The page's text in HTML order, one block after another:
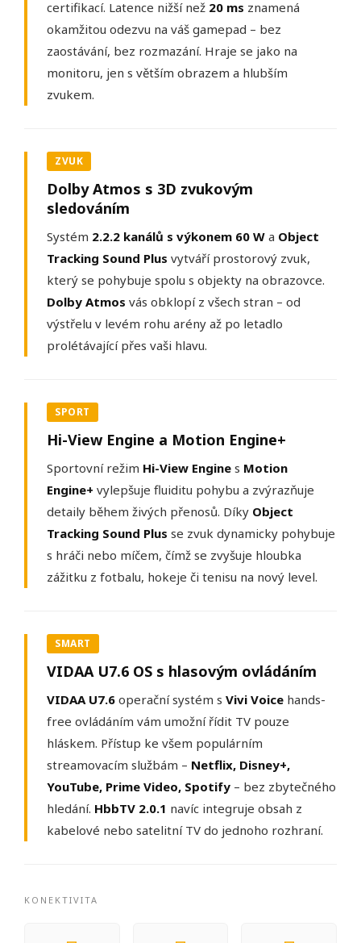
certifikací. Latence nižší než 20 ms znamená
okamžitou odezvu na váš gamepad – bez
zaostávání, bez rozmazání. Hraje se jako na
monitoru, jen s větším obrazem a hlubším
zvukem.
ZVUK
Dolby Atmos s 3D zvukovým
sledováním
Systém 2.2.2 kanálů s výkonem 60 W a Object
Tracking Sound Plus vytváří prostorový zvuk,
který se pohybuje spolu s objekty na obrazovce.
Dolby Atmos vás obklopí z všech stran – od
výstřelu v levém rohu arény až po letadlo
prolétávající přes vaši hlavu.
SPORT
Hi-View Engine a Motion Engine+
Sportovní režim Hi-View Engine s Motion
Engine+ vylepšuje fluiditu pohybu a zvýrazňuje
detaily během živých přenosů. Díky Object
Tracking Sound Plus se zvuk dynamicky pohybuje
s hráči nebo míčem, čímž se zvyšuje hloubka
zážitku z fotbalu, hokeje či tenisu na nový level.
SMART
VIDAA U7.6 OS s hlasovým ovládáním
VIDAA U7.6 operační systém s Vivi Voice hands-
free ovládáním vám umožní řídit TV pouze
hláskem. Přístup ke všem populárním
streamovacím službám – Netflix, Disney+,
YouTube, Prime Video, Spotify – bez zbytečného
hledání. HbbTV 2.0.1 navíc integruje obsah z
kabelové nebo satelitní TV do jednoho rozhraní.
KONEKTIVITA